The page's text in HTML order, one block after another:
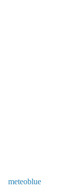
meteoblue